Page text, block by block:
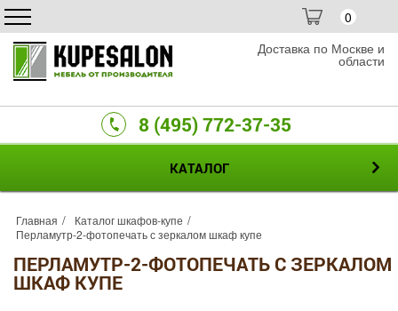
0
Доставка по Москве и
области
8 (495) 772-37-35
КАТАЛОГ
Главная
Каталог шкафов-купе
Перламутр-2-фотопечать с зеркалом шкаф купе
ПЕРЛАМУТР-2-ФОТОПЕЧАТЬ С ЗЕРКАЛОМ
ШКАФ КУПЕ